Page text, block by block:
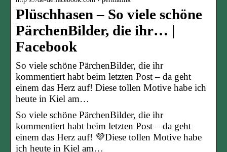
Plüschhasen – So viele schöne
PärchenBilder, die ihr… |
Facebook
So viele schöne PärchenBilder, die ihr
kommentiert habt beim letzten Post – da geht
einem das Herz auf! Diese tollen Motive habe ich
heute in Kiel am…
So viele schöne PärchenBilder, die ihr
kommentiert habt beim letzten Post – da geht
einem das Herz auf! 💜Diese tollen Motive habe
ich heute in Kiel am…